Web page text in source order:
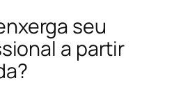
seu
a partir